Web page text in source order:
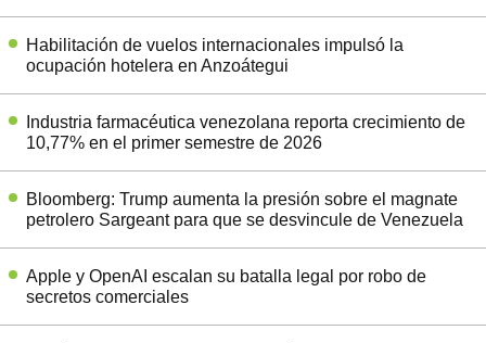
Habilitación de vuelos internacionales impulsó la
ocupación hotelera en Anzoátegui
Industria farmacéutica venezolana reporta crecimiento de
10,77% en el primer semestre de 2026
Bloomberg: Trump aumenta la presión sobre el magnate
petrolero Sargeant para que se desvincule de Venezuela
Apple y OpenAI escalan su batalla legal por robo de
secretos comerciales